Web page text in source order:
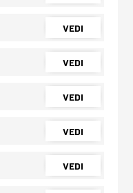
VEDI
VEDI
VEDI
VEDI
VEDI